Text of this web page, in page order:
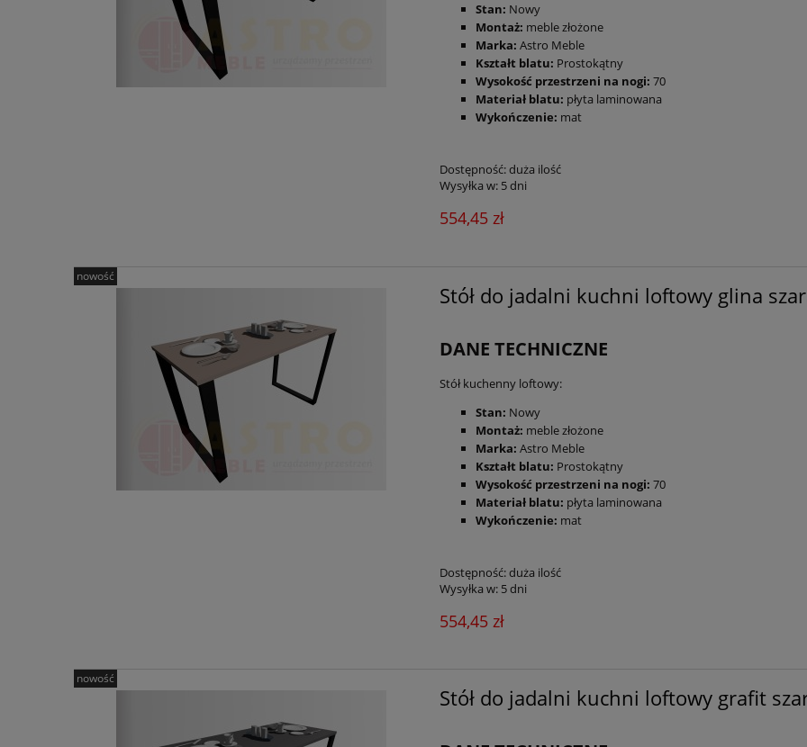
Stan: Nowy
Montaż: meble złożone
Marka: Astro Meble
Kształt blatu: Prostokątny
Wysokość przestrzeni na nogi: 70
Materiał blatu: płyta laminowana
Wykończenie: mat
Dostępność:duża ilość
Wysyłka w: 5 dni
554,45 zł
Stół do jadalni kuchni loftowy glina
DANE TECHNICZNE
Stół kuchenny loftowy:
Stan: Nowy
Montaż: meble złożone
Marka: Astro Meble
Kształt blatu: Prostokątny
Wysokość przestrzeni na nogi: 70
Materiał blatu: płyta laminowana
Wykończenie: mat
Dostępność:duża ilość
Wysyłka w: 5 dni
554,45 zł
nowość
Stół do jadalni kuchni loftowy grafit
nowość